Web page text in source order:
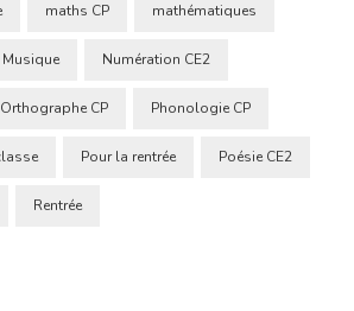
maths CP mathématiques
Musique Numération CE2
Orthographe CP Phonologie CP
Pour la rentrée Poésie CE2
Rentrée